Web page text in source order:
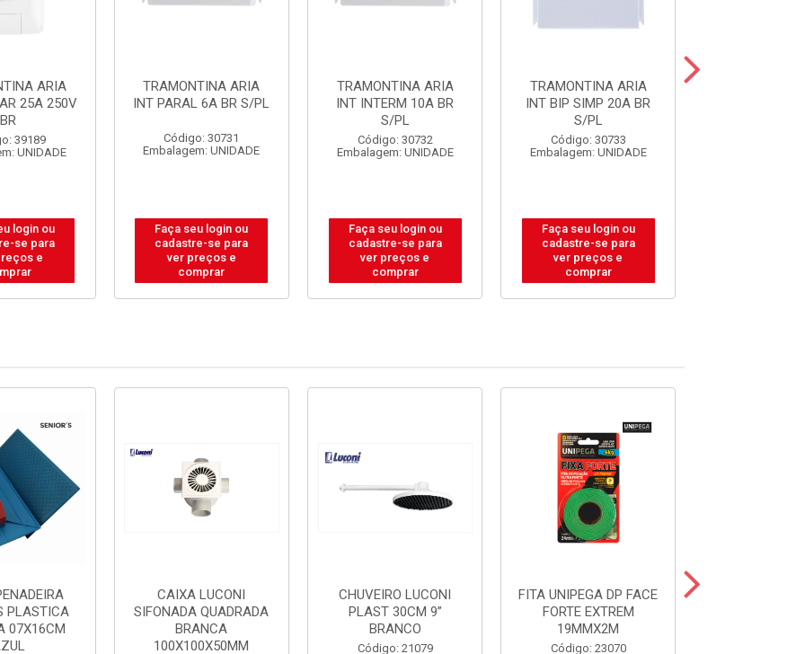
ARIA
25A 250V
BR
39189
UNIDADE
login ou
se para
e
TRAMONTINA ARIA
INT PARAL 6A BR S/PL
Código: 30731
Embalagem: UNIDADE
Faça seu login ou
cadastre-se para
ver preços e
comprar
TRAMONTINA ARIA
INT INTERM 10A BR
S/PL
Código: 30732
Embalagem: UNIDADE
Faça seu login ou
cadastre-se para
ver preços e
comprar
TRAMONTINA ARIA
INT BIP SIMP 20A BR
S/PL
Código: 30733
Embalagem: UNIDADE
Faça seu login ou
cadastre-se para
ver preços e
comprar
PLASTICA
07X16CM
CAIXA LUCONI
SIFONADA QUADRADA
BRANCA
100X100X50MM
CHUVEIRO LUCONI
PLAST 30CM 9”
BRANCO
Código: 21079
FITA UNIPEGA DP FACE
FORTE EXTREM
19MMX2M
Código: 23070